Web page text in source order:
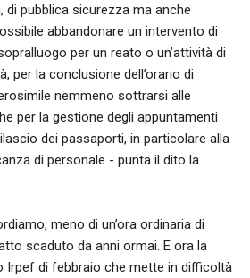
di pubblica sicurezza ma anche
abbandonare un intervento di
per un reato o un’attività di
per la conclusione dell’orario di
nemmeno sottrarsi alle
per la gestione degli appuntamenti
dei passaporti, in particolare alla
di personale - punta il dito la
meno di un’ora ordinaria di
scaduto da anni ormai. E ora la
Irpef di febbraio che mette in difficoltà